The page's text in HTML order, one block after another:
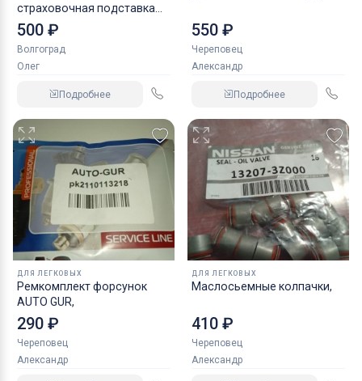
страховочная подставка
NORDBERG 2 т
500 ₽
Волгоград
Олег
Подробнее
550 ₽
Череповец
Александр
Подробнее
ДЛЯ ЛЕГКОВЫХ
Ремкомплект форсунок
AUTO GUR,
290 ₽
Череповец
Александр
ДЛЯ ЛЕГКОВЫХ
Маслосьемные колпачки,
410 ₽
Череповец
Александр